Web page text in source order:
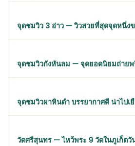
จุดชมวิว 3 อ่าว — วิวสวยที่สุดจุดหนึ่ง
จุดชมวิวกังหันลม — จุดยอดนิยมถ่ายพ
จุดชมวิวผาหินดำ บรรยากาศดี น่าไปเ
วัดศรีสุนทร — ไหว้พระ 9 วัดในภูเก็ตวั